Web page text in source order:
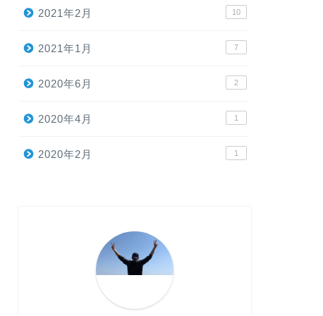
2021年2月 10
2021年1月 7
2020年6月 2
2020年4月 1
2020年2月 1